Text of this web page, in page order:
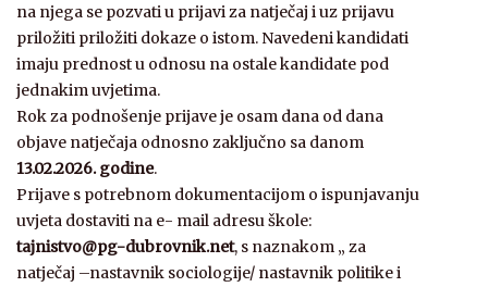
na njega se pozvati u prijavi za natječaj i uz prijavu
priložiti priložiti dokaze o istom. Navedeni kandidati
imaju prednost u odnosu na ostale kandidate pod
jednakim uvjetima.
Rok za podnošenje prijave je osam dana od dana
objave natječaja odnosno zaključno sa danom
13.02.2026. godine.
Prijave s potrebnom dokumentacijom o ispunjavanju
uvjeta dostaviti na e- mail adresu škole:
tajnistvo@pg-dubrovnik.net, s naznakom „ za
natječaj –nastavnik sociologije/ nastavnik politike i